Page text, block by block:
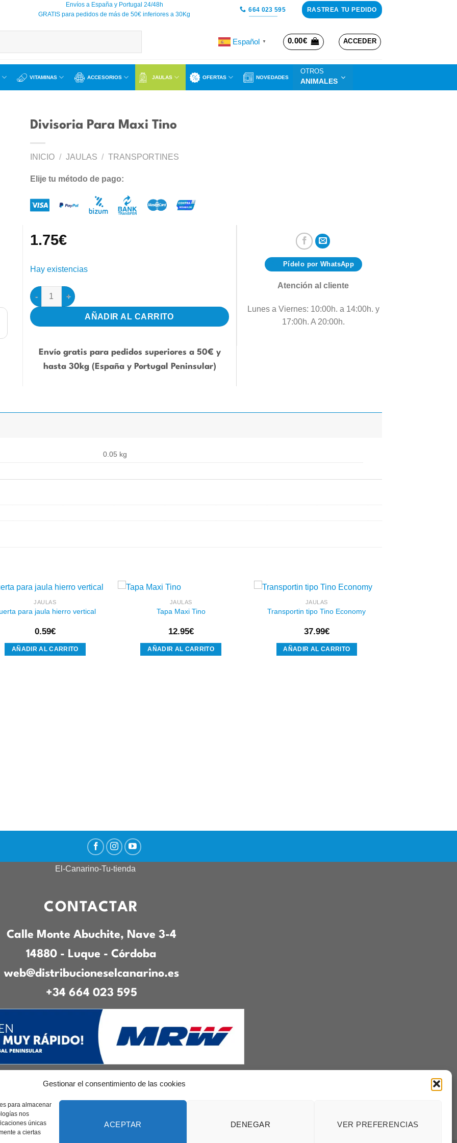
Gestionar el consentimiento de las cookies
para almacenar
nos
únicas
a ciertas
ACEPTAR DENEGAR VER PREFERENCIAS
Envíos a España y Portugal 24/48h
GRATIS para pedidos de más de 50€ inferiores a 30Kg
664 023 595 RASTREA TU PEDIDO
Español ▼ 0.00€ ACCEDER
VITAMINAS ACCESORIOS JAULAS OFERTAS NOVEDADES
OTROS
ANIMALES
Divisoria Para Maxi Tino
INICIO / JAULAS / TRANSPORTINES
Elije tu método de pago:
1.75€
Hay existencias
Divisoria Para Maxi Tino cantidad
AÑADIR AL CARRITO
Envío gratis para pedidos superiores a 50€ y
hasta 30kg (España y Portugal Peninsular)
Pídelo por WhatsApp
Atención al cliente
Lunes a Viernes: 10:00h. a 14:00h. y
17:00h. A 20:00h.
0.05 kg
JAULAS
para jaula hierro vertical
0.59€
AÑADIR AL CARRITO
JAULAS
Tapa Maxi Tino
12.95€
AÑADIR AL CARRITO
JAULAS
Transportin tipo Tino Economy
37.99€
AÑADIR AL CARRITO
CONTACTAR
Calle Monte Abuchite, Nave 3-4
14880 - Luque - Córdoba
web@distribucioneselcanarino.es
+34 664 023 595
Incidencias|Devoluciones |Condiciones generales